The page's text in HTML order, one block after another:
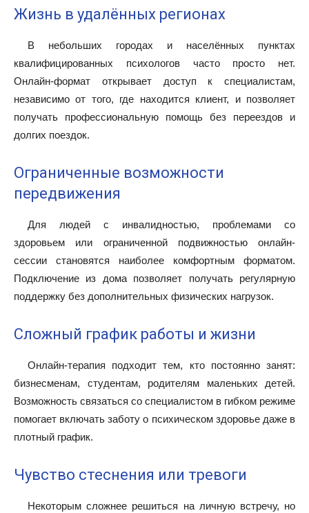
Жизнь в удалённых регионах
В небольших городах и населённых пунктах
квалифицированных психологов часто просто нет.
Онлайн-формат открывает доступ к специалистам,
независимо от того, где находится клиент, и позволяет
получать профессиональную помощь без переездов и
долгих поездок.
Ограниченные возможности
передвижения
Для людей с инвалидностью, проблемами со
здоровьем или ограниченной подвижностью онлайн-
сессии становятся наиболее комфортным форматом.
Подключение из дома позволяет получать регулярную
поддержку без дополнительных физических нагрузок.
Сложный график работы и жизни
Онлайн-терапия подходит тем, кто постоянно занят:
бизнесменам, студентам, родителям маленьких детей.
Возможность связаться со специалистом в гибком режиме
помогает включать заботу о психическом здоровье даже в
плотный график.
Чувство стеснения или тревоги
Некоторым сложнее решиться на личную встречу, но